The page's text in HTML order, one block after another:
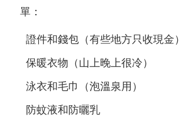
單：
證件和錢包（有些地方只收現金）
保暖衣物（山上晚上很冷）
泳衣和毛巾（泡溫泉用）
防蚊液和防曬乳